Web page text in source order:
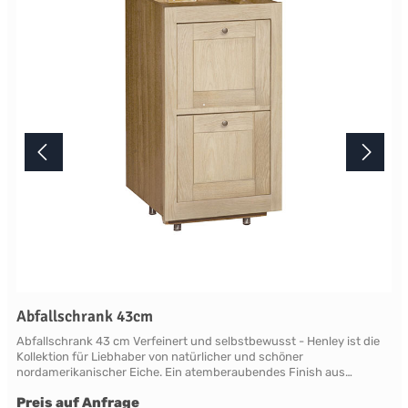
diesem Artikel beantworten wir Ihnen gerne telefonisch unter +49
2381 97372-0,per E-Mail an shop@landlord-living.de oder nach
Terminabsprache persönlich in unserem Showroom.
Abfallschrank 43cm
Abfallschrank 43 cm Verfeinert und selbstbewusst - Henley ist die
Kollektion für Liebhaber von natürlicher und schöner
nordamerikanischer Eiche. Ein atemberaubendes Finish aus
modernen Mainstream abhebt. Die Eiche ist so gut geschützt und
Preis auf Anfrage